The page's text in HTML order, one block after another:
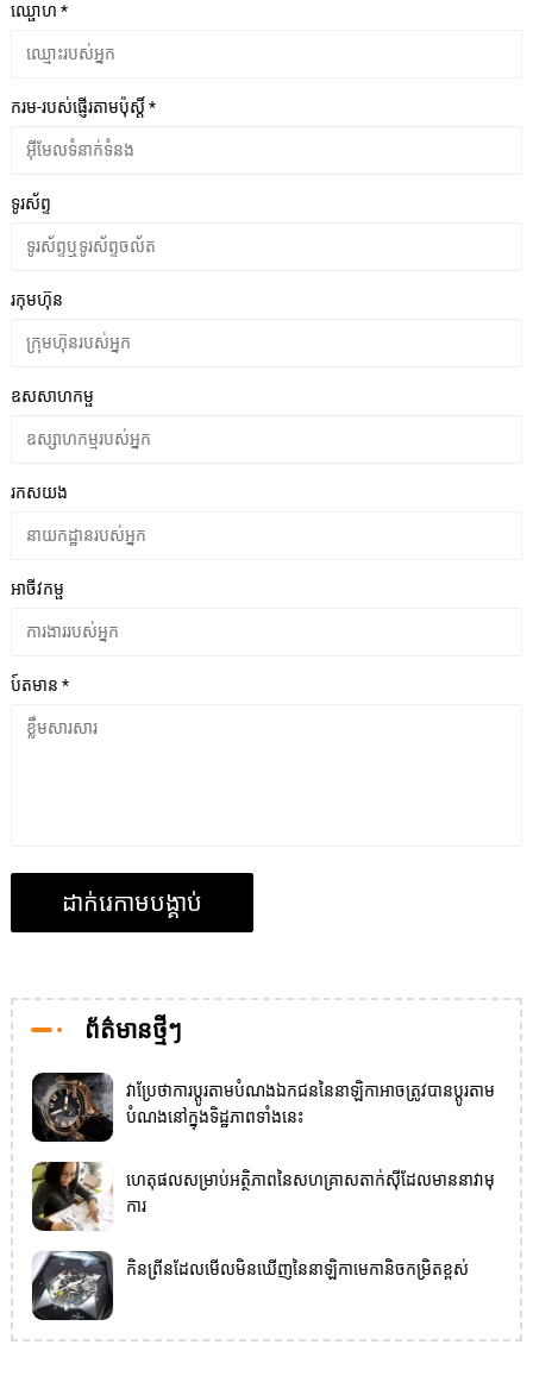
ឈ្ផោហ *
ករម-របស់ផ្ញើរតាមប៉ុស្ដិ៍ *
ទូរស័ព្ទ
រកុមហ៊ុន
ឧសសាហកម្ផ
រកសយង
អាចីវកម្ផ
ប៍តមាន *
ព័ត៌មានថ្មីៗ
វាប្រែថាការប្តូរតាមបំណងឯកជននៃនាឡិកាអាចត្រូវបានប្ដូរតាម
បំណងនៅក្នុងទិដ្ឋភាពទាំងនេះ
ហេតុផលសម្រាប់អត្ថិភាពនៃសហគ្រាសតាក់ស៊ីដែលមាននាវាមុ
ការ
កិនព្រីនដែលមើលមិនឃើញនៃនាឡិកាមេកានិចកម្រិតខ្ពស់